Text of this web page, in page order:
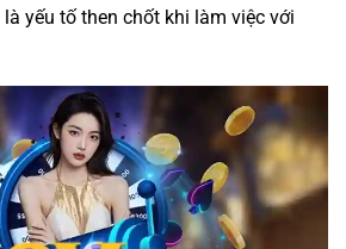
yếu tố then chốt khi làm việc với